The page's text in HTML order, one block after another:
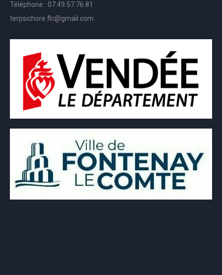
Téléphone : 07.49.57.76.81
terpsichore.flc@gmail.com